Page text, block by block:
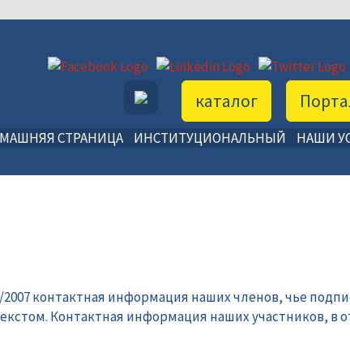
каталог
СТРАНИЦА ИНСТИТУЦИОНАЛЬНЫЙ НАШИ
контактная информация наших членов, чье
Контактная информация наших участников, в